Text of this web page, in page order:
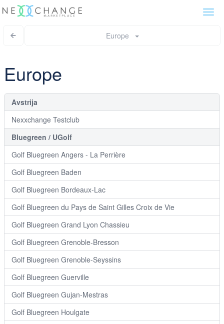
Europe
Europe
Avstrija
Nexxchange Testclub
Bluegreen / UGolf
Golf Bluegreen Angers - La Perrière
Golf Bluegreen Baden
Golf Bluegreen Bordeaux-Lac
Golf Bluegreen du Pays de Saint Gilles Croix de Vie
Golf Bluegreen Grand Lyon Chassieu
Golf Bluegreen Grenoble-Bresson
Golf Bluegreen Grenoble-Seyssins
Golf Bluegreen Guerville
Golf Bluegreen Gujan-Mestras
Golf Bluegreen Houlgate